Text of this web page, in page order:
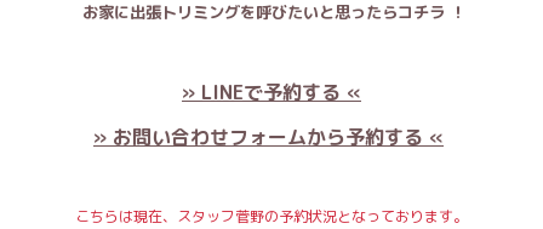
お家に出張トリミングを呼びたいと思ったらコチラ ！
» LINEで予約する «
» お問い合わせフォームから予約する «
こちらは現在、スタッフ菅野の予約状況となっております。